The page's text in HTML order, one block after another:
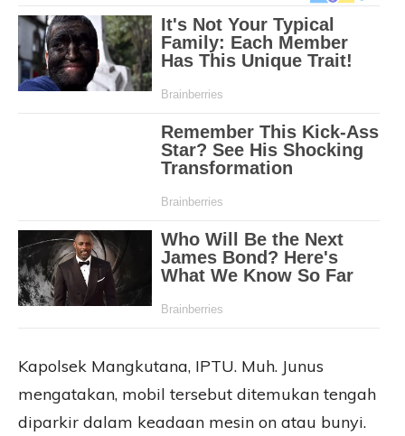
Kapolsek Mangkutana, IPTU. Muh. Junus
mengatakan, mobil tersebut ditemukan tengah
diparkir dalam keadaan mesin on atau bunyi.